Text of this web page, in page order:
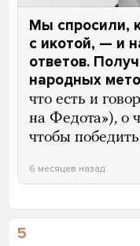
Мы спросили,
с икотой, — и
ответов.
народных
что есть и
на Федота»), о
чтобы
6 месяцев назад
5